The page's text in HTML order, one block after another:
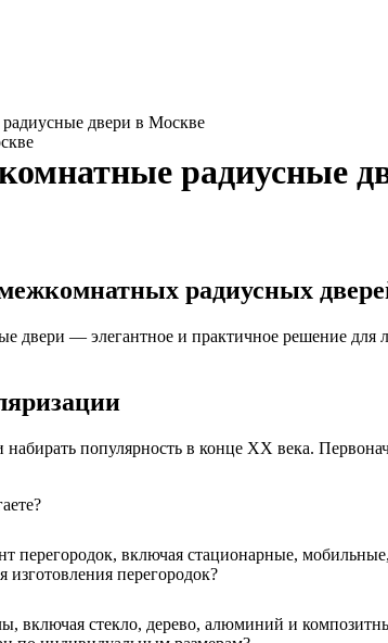
двери в Москве
радиусные
радиусных
двери — элегантное и практичное решение
популярность в конце XX века.
перегородок, включая стационарные,
перегородок?
включая стекло, дерево, алюминий и